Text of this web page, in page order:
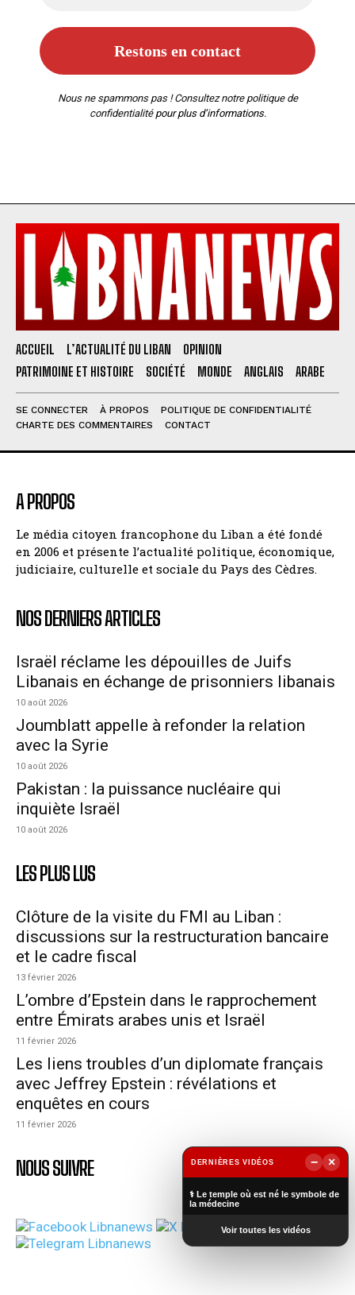
Nous ne spammons pas ! Consultez notre politique de
confidentialitépour plus d’informations.
ACCUEIL L’ACTUALITÉ DU LIBAN
OPINION
PATRIMOINE ET HISTOIRE
SOCIÉTÉ MONDE ANGLAIS ARABE
SE CONNECTER À PROPOS
POLITIQUE DE CONFIDENTIALITÉ
CHARTE DES COMMENTAIRES
CONTACT
A PROPOS
Le média citoyen francophone du Liban a été fondé
en 2006 et présente l’actualité politique, économique,
judiciaire, culturelle et sociale du Pays des Cèdres.
NOS DERNIERS ARTICLES
Israël réclame les dépouilles de Juifs
Libanais en échange de prisonniers libanais
10 août 2026
Joumblatt appelle à refonder la relation
avec la Syrie
10 août 2026
Pakistan : la puissance nucléaire qui
inquiète Israël
10 août 2026
LES PLUS LUS
Clôture de la visite du FMI au Liban :
discussions sur la restructuration bancaire
et le cadre fiscal
13 février 2026
L’ombre d’Epstein dans le rapprochement
entre Émirats arabes unis et Israël
11 février 2026
Les liens troubles d’un diplomate français
avec Jeffrey Epstein : révélations et
enquêtes en cours
11 février 2026
NOUS SUIVRE DERNIÈRES VIDÉOS −
×
⚕️ Le temple où est né le symbole de
la médecine
Voir toutes les vidéos